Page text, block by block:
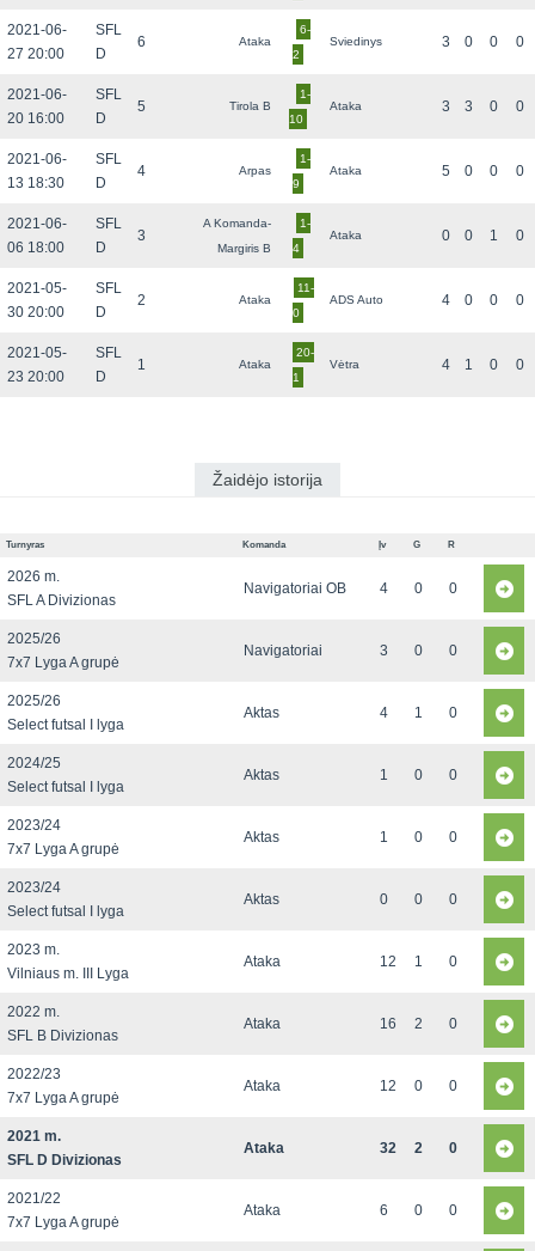
2021-06-
27 20:00
SFL
D
6 Ataka
6-
2
Sviedinys 3 0 0 0
2021-06-
20 16:00
SFL
D
5 Tirola B
1-
10
Ataka 3 3 0 0
2021-06-
13 18:30
SFL
D
4 Arpas
1-
9
Ataka 5 0 0 0
2021-06-
06 18:00
SFL
D
3
A Komanda-
Margiris B
1-
4
Ataka 0 0 1 0
2021-05-
30 20:00
SFL
D
2 Ataka
11-
0
ADS Auto 4 0 0 0
2021-05-
23 20:00
SFL
D
1 Ataka
20-
1
Vėtra 4 1 0 0
Žaidėjo istorija
Turnyras Komanda Įv G R
2026 m.
SFL A Divizionas
Navigatoriai OB 4 0 0
2025/26
7x7 Lyga A grupė
Navigatoriai 3 0 0
2025/26
Select futsal I lyga
Aktas 4 1 0
2024/25
Select futsal I lyga
Aktas 1 0 0
2023/24
7x7 Lyga A grupė
Aktas 1 0 0
2023/24
Select futsal I lyga
Aktas 0 0 0
2023 m.
Vilniaus m. III Lyga
Ataka 12 1 0
2022 m.
SFL B Divizionas
Ataka 16 2 0
2022/23
7x7 Lyga A grupė
Ataka 12 0 0
2021 m.
SFL D Divizionas
Ataka 32 2 0
2021/22
7x7 Lyga A grupė
Ataka 6 0 0